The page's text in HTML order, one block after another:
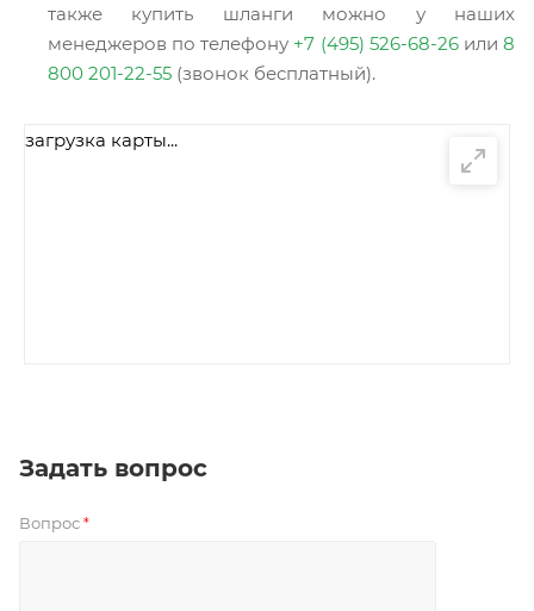
также купить шланги можно у наших
менеджеров по телефону +7 (495) 526-68-26или8
800 201-22-55 (звонок бесплатный).
загрузка карты...
Задать вопрос
Вопрос *